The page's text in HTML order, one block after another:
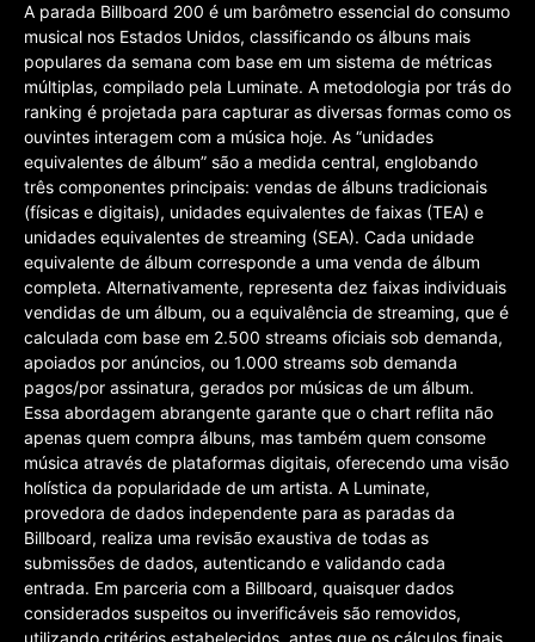
A parada Billboard 200 é um barômetro essencial do consumo
musical nos Estados Unidos, classificando os álbuns mais
populares da semana com base em um sistema de métricas
múltiplas, compilado pela Luminate. A metodologia por trás do
ranking é projetada para capturar as diversas formas como os
ouvintes interagem com a música hoje. As “unidades
equivalentes de álbum” são a medida central, englobando
três componentes principais: vendas de álbuns tradicionais
(físicas e digitais), unidades equivalentes de faixas (TEA) e
unidades equivalentes de streaming (SEA). Cada unidade
equivalente de álbum corresponde a uma venda de álbum
completa. Alternativamente, representa dez faixas individuais
vendidas de um álbum, ou a equivalência de streaming, que é
calculada com base em 2.500 streams oficiais sob demanda,
apoiados por anúncios, ou 1.000 streams sob demanda
pagos/por assinatura, gerados por músicas de um álbum.
Essa abordagem abrangente garante que o chart reflita não
apenas quem compra álbuns, mas também quem consome
música através de plataformas digitais, oferecendo uma visão
holística da popularidade de um artista. A Luminate,
provedora de dados independente para as paradas da
Billboard, realiza uma revisão exaustiva de todas as
submissões de dados, autenticando e validando cada
entrada. Em parceria com a Billboard, quaisquer dados
considerados suspeitos ou inverificáveis são removidos,
utilizando critérios estabelecidos, antes que os cálculos finais